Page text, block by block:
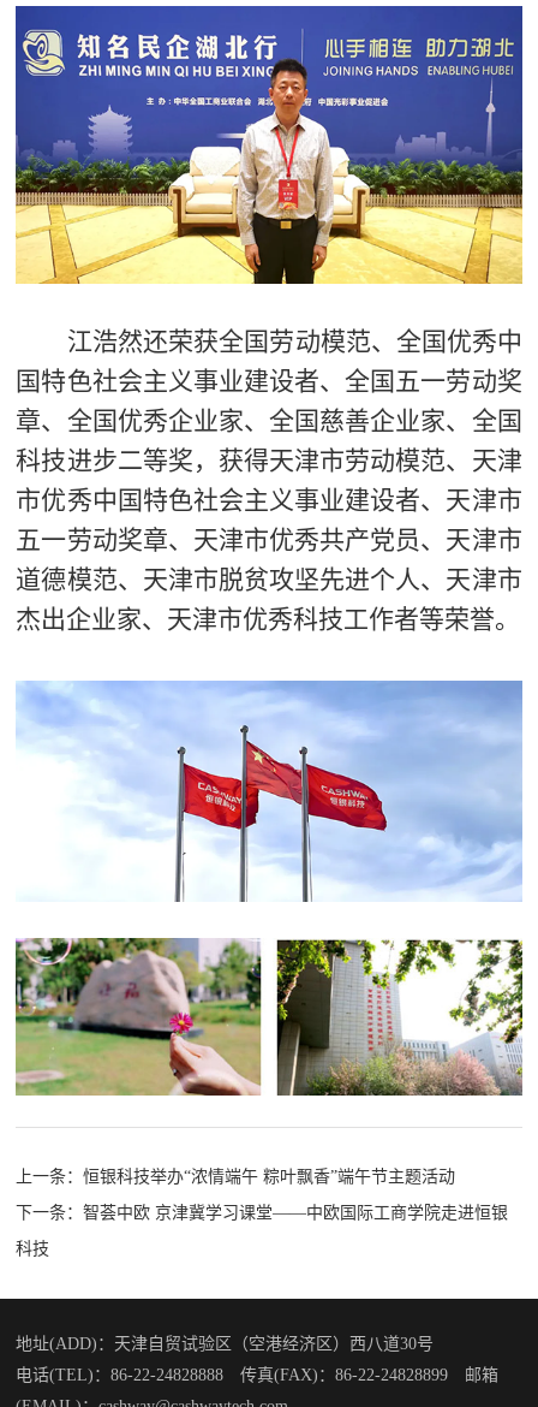
江浩然还荣获全国劳动模范、全国优秀中
国特色社会主义事业建设者、全国五一劳动奖
章、全国优秀企业家、全国慈善企业家、全国
科技进步二等奖，获得天津市劳动模范、天津
市优秀中国特色社会主义事业建设者、天津市
五一劳动奖章、天津市优秀共产党员、天津市
道德模范、天津市脱贫攻坚先进个人、天津市
杰出企业家、天津市优秀科技工作者等荣誉。
上一条：恒银科技举办“浓情端午 粽叶飘香”端午节主题活动
下一条：智荟中欧 京津冀学习课堂——中欧国际工商学院走进恒银
科技
地址(ADD)：天津自贸试验区（空港经济区）西八道30号
电话(TEL)：86-22-24828888 传真(FAX)：86-22-24828899 邮箱